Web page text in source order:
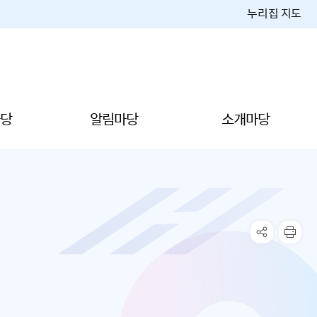
누리집 지도
알림마당 소개마당